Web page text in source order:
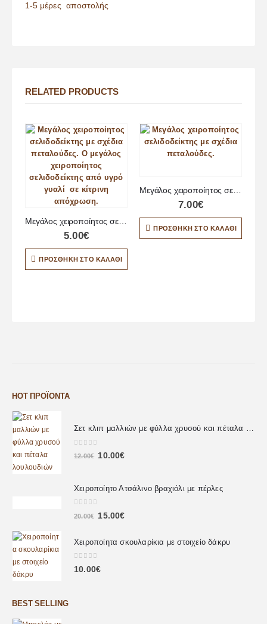
1-5 μέρες αποστολής
RELATED PRODUCTS
Μεγάλος χειροποίητος σελιδοδείκτης με σχέδια πεταλούδες
5.00€
ΠΡΟΣΘΉΚΗ ΣΤΟ ΚΑΛΆΘΙ
Μεγάλος χειροποίητος σελιδοδείκτης με σχέδια πεταλούδες
7.00€
ΠΡΟΣΘΉΚΗ ΣΤΟ ΚΑΛΆΘΙ
HOT ΠΡΟΪΌΝΤΑ
Σετ κλιπ μαλλιών με φύλλα χρυσού και πέταλα λουλουδιών
out of 5
12.00€ 10.00€
Χειροποίητο Ατσάλινο βραχιόλι με πέρλες
out of 5
20.00€ 15.00€
Χειροποίητα σκουλαρίκια με στοιχείο δάκρυ
0 out of 5
10.00€
BEST SELLING